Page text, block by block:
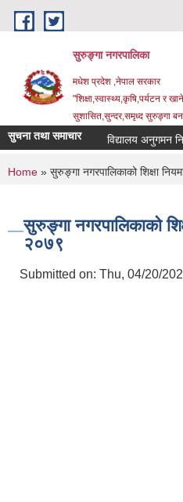
Skip to main content
सुरुङ्‍गा नगरपालिका
मधेश प्रदेश ,नेपाल सरकार
"शिक्षा,स्वास्थ्य,कृषि,पर्यटन र
सुशासित,सुन्दर,समृध्द सुरुङ्गा
सुचना तथा समाचार विद्यालय अनुगमन
You are here
Home » सुरुङ्गा नगरपालिकाको शिक्षा
सुरुङ्गा नगरपालिकाको
२०७९
Submitted on: Thu, 04/20/